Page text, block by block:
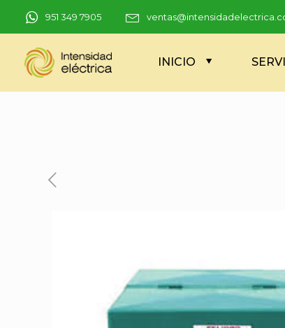
951 349 7905
INICIO